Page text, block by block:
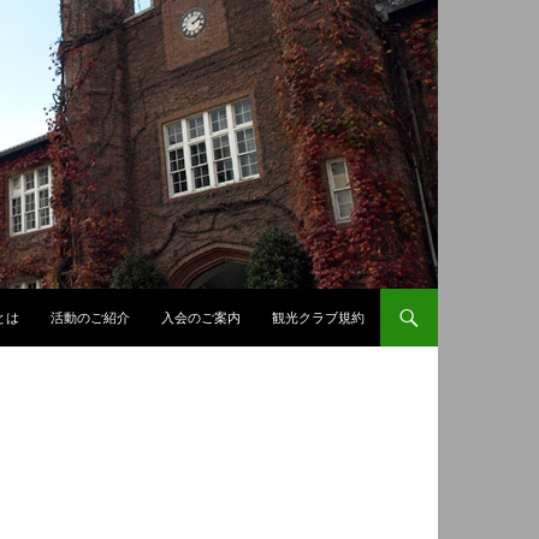
は 活動のご紹介 入会のご案内 観光クラブ規約